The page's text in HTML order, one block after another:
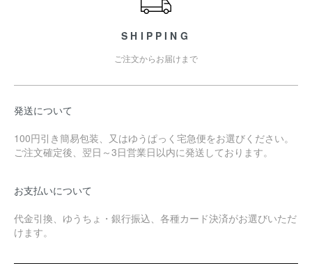
SHIPPING
ご注文からお届けまで
発送について
100円引き簡易包装、又はゆうぱっく宅急便をお選びください。
ご注文確定後、翌日～3日営業日以内に発送しております。
お支払いについて
代金引換、ゆうちょ・銀行振込、各種カード決済がお選びいただ
けます。